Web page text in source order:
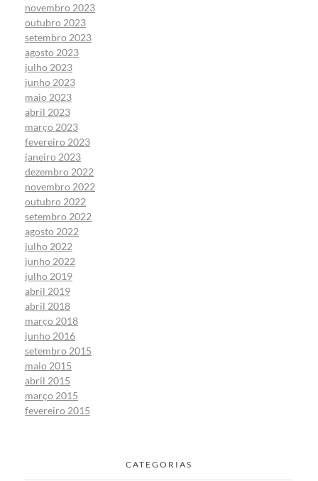
novembro 2023
outubro 2023
setembro 2023
agosto 2023
julho 2023
junho 2023
maio 2023
abril 2023
março 2023
fevereiro 2023
janeiro 2023
dezembro 2022
novembro 2022
outubro 2022
setembro 2022
agosto 2022
julho 2022
junho 2022
julho 2019
abril 2019
abril 2018
março 2018
junho 2016
setembro 2015
maio 2015
abril 2015
março 2015
fevereiro 2015
CATEGORIAS